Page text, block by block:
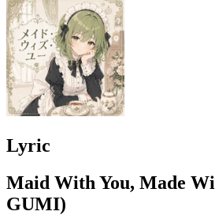
Lyric
Maid With You, Made
GUMI)